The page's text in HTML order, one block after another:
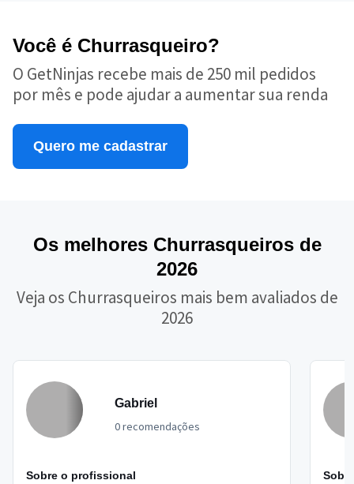
Você é Churrasqueiro?
O GetNinjas recebe mais de 250 mil pedidos
por mês e pode ajudar a aumentar sua renda
Quero me cadastrar
Os melhores Churrasqueiros de
2026
Veja os Churrasqueiros mais bem avaliados de
2026
Gabriel
0 recomendações
Sobre o profissional